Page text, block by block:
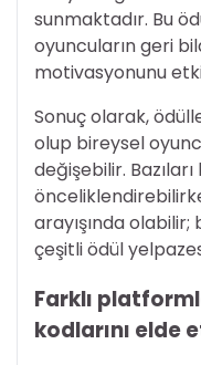
sunmaktadır. Bu
oyuncuların geri
motivasyonunu
Sonuç olarak,
olup bireysel
değişebilir.
arayışında
çeşitli ödül
Farklı
kodlarını elde